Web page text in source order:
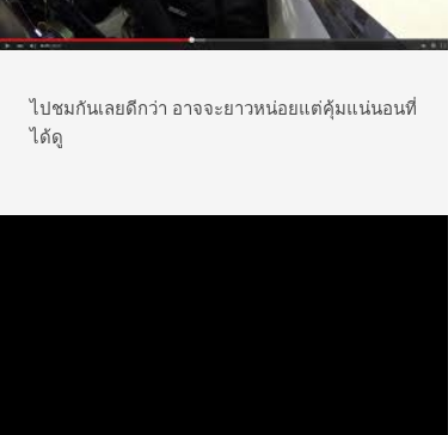
ไปชมกันเลยดีกว่า อาจจะยาวหน่อยแต่คุ้มแน่นอนที่
ได้ดู